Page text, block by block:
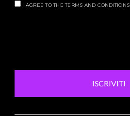
I AGREE TO THE TERMS AND CONDITIONS
ISCRIVITI